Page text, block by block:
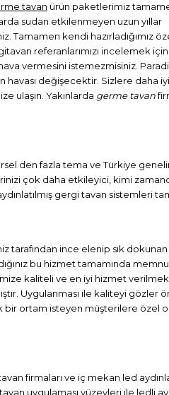
tavan ürün paketlerimiz
sudan etkilenmeyen uzun yıllar
kendi hazırladığımız
referanlarımızı incelemek
vermesini istemezmisiniz.
havası değişecektir. Sizlere daha
ulaşın. Yakınlarda germe tavan
görsel den fazla tema ve Türkiye
çok daha etkileyici, kimi
gergi tavan sistemleri
tarafından ince elenip sık
bu hizmet tamamında memnun
kaliteli ve en iyi hizmet
Uygulanması ile kaliteyi gözler
bir ortam isteyen müşterilere özel
firmaları ve iç mekan led
uygulaması yüzeyleri ile ledli